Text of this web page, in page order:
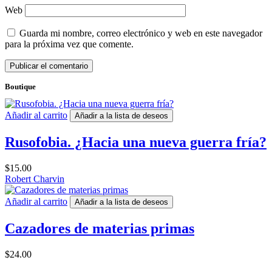
Web
Guarda mi nombre, correo electrónico y web en este navegador
para la próxima vez que comente.
Boutique
Añadir al carrito Añadir a la lista de deseos
Rusofobia. ¿Hacia una nueva guerra fría?
$15.00
Robert Charvin
Añadir al carrito Añadir a la lista de deseos
Cazadores de materias primas
$24.00